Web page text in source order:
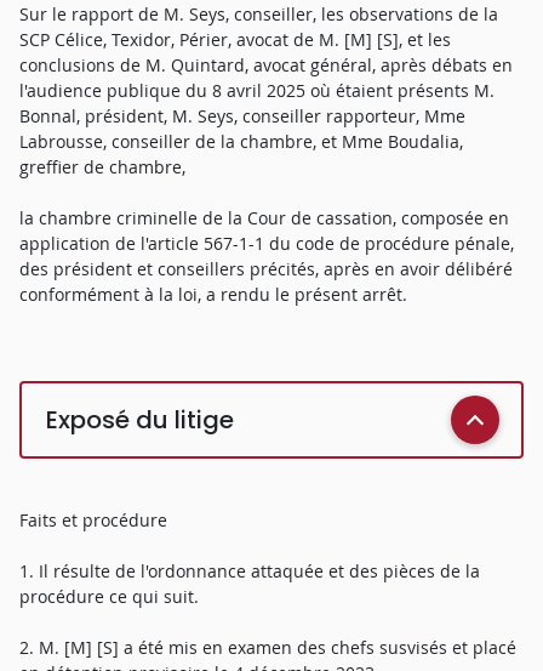
Sur le rapport de M. Seys, conseiller, les observations de la
SCP Célice, Texidor, Périer, avocat de M. [M] [S], et les
conclusions de M. Quintard, avocat général, après débats en
l'audience publique du 8 avril 2025 où étaient présents M.
Bonnal, président, M. Seys, conseiller rapporteur, Mme
Labrousse, conseiller de la chambre, et Mme Boudalia,
greffier de chambre,
la chambre criminelle de la Cour de cassation, composée en
application de l'article 567-1-1 du code de procédure pénale,
des président et conseillers précités, après en avoir délibéré
conformément à la loi, a rendu le présent arrêt.
Exposé du litige
Faits et procédure
1. Il résulte de l'ordonnance attaquée et des pièces de la
procédure ce qui suit.
2. M. [M] [S] a été mis en examen des chefs susvisés et placé